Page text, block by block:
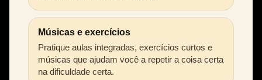
Músicas e exercícios
Pratique aulas integradas, exercícios curtos e
músicas que ajudam você a repetir a coisa certa
na dificuldade certa.